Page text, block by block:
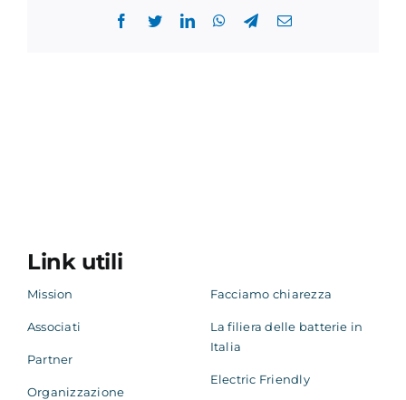
Facebook
TwitterLinkedInWhatsApp
TelegramEmail
Link utili
Mission
Associati
Partner
Organizzazione
Facciamo chiarezza
La filiera delle batterie in
Italia
Electric Friendly